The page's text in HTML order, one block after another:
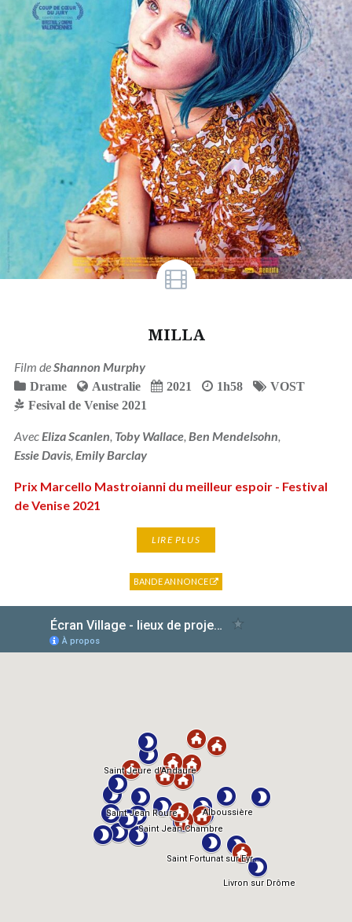
MILLA
Film de Shannon Murphy
Drame Australie 2021 1h58
VOST
Fesival de Venise 2021
Avec Eliza Scanlen Toby Wallace, Ben Mendelsohn
Essie Davis, Emily Barclay
Prix Marcello Mastroianni du meilleur espoir - Festival
de Venise 2021
LIRE PLUS
BANDE ANNONCE